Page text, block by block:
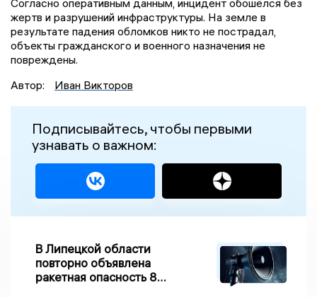
жертв и разрушений инфраструктуры. На земле в
результате падения обломков никто не пострадал,
объекты гражданского и военного назначения не
повреждены.
Автор:
Иван Викторов
Подписывайтесь, чтобы первыми
узнавать о важном:
В Липецкой области
повторно объявлена
ракетная опасность 8